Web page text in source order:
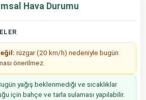
Hava Durumu
rüzgar (20 km/h) nedeniyle bugün
önerilmez.
yağış beklenmediği ve sıcaklıklar
için bahçe ve tarla sulaması yapılabilir.